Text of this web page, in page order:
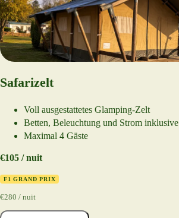
Safarizelt
Voll ausgestattetes Glamping-Zelt
Betten, Beleuchtung und Strom inklusive
Maximal 4 Gäste
€105 / nuit
F1 GRAND PRIX
€280 / nuit